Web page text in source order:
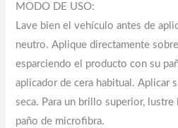
MODO DE USO:
Lave bien el vehículo antes de
neutro. Aplique directamente
esparciendo el producto con su
aplicador de cera habitual. Aplicar
seca. Para un brillo superior,
paño de microfibra.